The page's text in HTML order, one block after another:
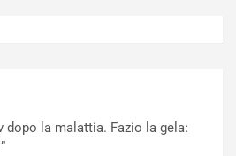
dopo la malattia. Fazio la gela: